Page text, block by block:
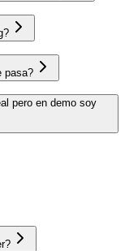
pasa?
pero en demo soy